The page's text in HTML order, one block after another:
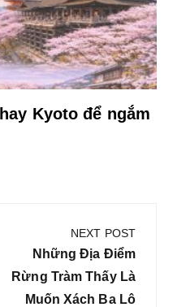
Kyoto để ngắm
NEXT POST
Next
Post:
Những Địa Điểm
Rừng Tràm Thấy Là
Muốn Xách Ba Lô